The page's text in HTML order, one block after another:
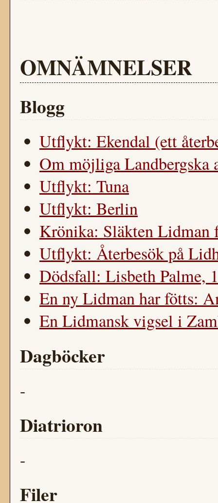
OMNÄMNELSER
Blogg
Utflykt: Ekendal (ett
Om möjliga Landbergska
Utflykt: Tuna
Utflykt: Berlin
Krönika: Släkten Lidman
Utflykt: Återbesök på
Dödsfall: Lisbeth Palme,
En ny Lidman har fötts:
En Lidmansk vigsel i
Dagböcker
-
Diatrioron
-
Filer